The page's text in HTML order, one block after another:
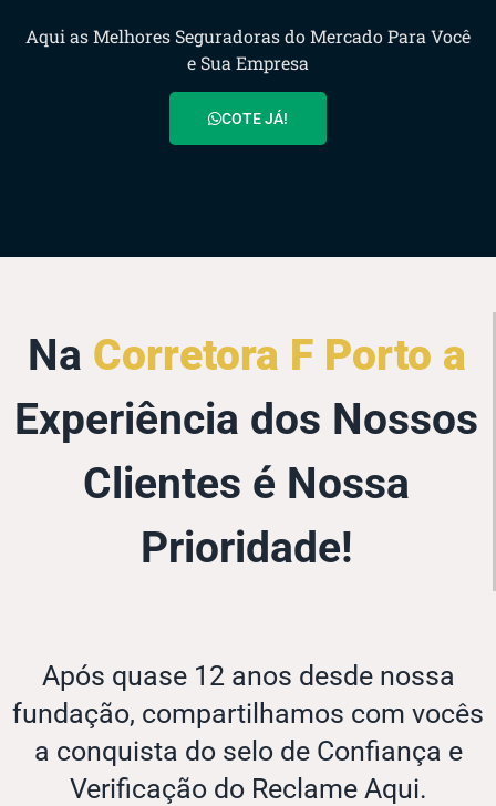
Aqui as Melhores Seguradoras do Mercado Para Você
e Sua Empresa
COTE JÁ!
Na Corretora F Porto a
Experiência dos Nossos
Clientes é Nossa
Prioridade!
Após quase 12 anos desde nossa
fundação, compartilhamos com vocês
a conquista do selo de Confiança e
Verificação do Reclame Aqui.